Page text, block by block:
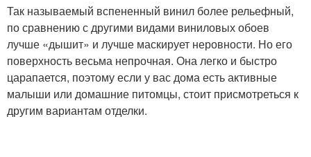
Так называемый вспененный винил более рельефный,
по сравнению с другими видами виниловых обоев
лучше «дышит» и лучше маскирует неровности. Но его
поверхность весьма непрочная. Она легко и быстро
царапается, поэтому если у вас дома есть активные
малыши или домашние питомцы, стоит присмотреться к
другим вариантам отделки.